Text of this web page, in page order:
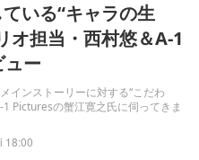
いる“キャラの生
オ担当・西村悠＆A-1
ー
インストーリーに対する“こだわ
Picturesの蟹江寛之氏に伺ってきま
18:00